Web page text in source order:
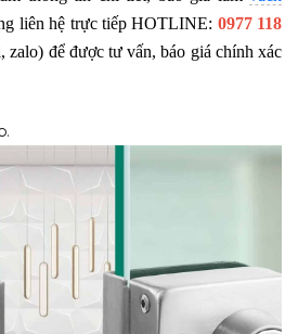
liên hệ trực tiếp HOTLINE: 0977 118
zalo) để được tư vấn, báo giá chính xác